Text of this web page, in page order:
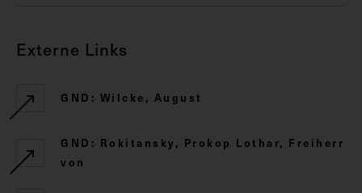
Externe Links
GND: Wilcke, August
GND: Rokitansky, Prokop Lothar, Freiherr
von